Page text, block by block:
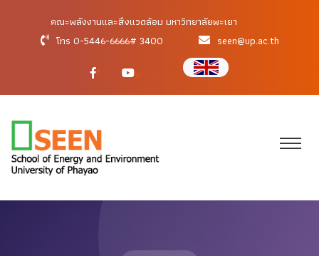
คณะพลังงานและสิ่งแวดล้อม มหาวิทยาลัยพะเยา
โทร 0-5446-6666# 3400
seen@up.ac.th
f y